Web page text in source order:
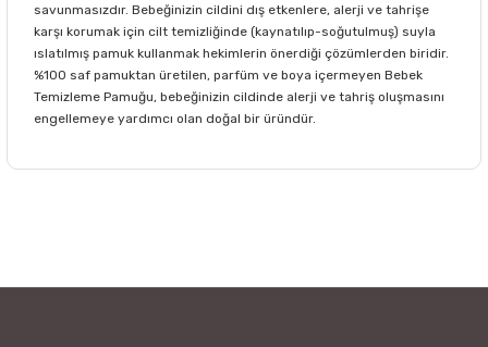
savunmasızdır. Bebeğinizin cildini dış etkenlere, alerji ve tahrişe
karşı korumak için cilt temizliğinde (kaynatılıp-soğutulmuş) suyla
ıslatılmış pamuk kullanmak hekimlerin önerdiği çözümlerden biridir.
%100 saf pamuktan üretilen, parfüm ve boya içermeyen Bebek
Temizleme Pamuğu, bebeğinizin cildinde alerji ve tahriş oluşmasını
engellemeye yardımcı olan doğal bir üründür.